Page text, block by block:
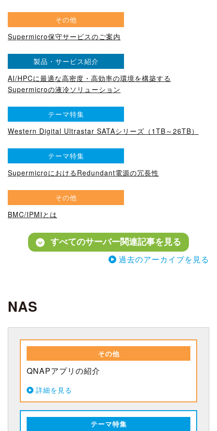
その他
Supermicro保守サービスのご案内
製品・サービス紹介
AI/HPCに最適な高密度・高効率の環境を構築する
Supermicroの液冷ソリューション
テーマ特集
Western Digital Ultrastar SATAシリーズ（1TB～26TB）
テーマ特集
SupermicroにおけるRedundant電源の冗長性
その他
BMC/IPMIとは
すべてのサーバー関連記事を見る
過去のアーカイブを見る
NAS
その他
QNAPアプリの紹介
詳細を見る
テーマ特集